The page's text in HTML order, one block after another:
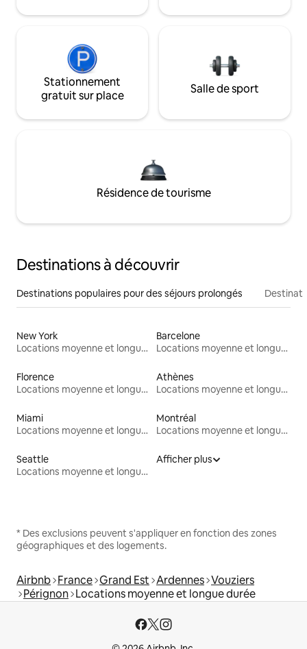
Stationnement
gratuit sur place
Salle de sport
Résidence de tourisme
Destinations à découvrir
Destinations populaires pour des séjours prolongés
New York
Locations moyenne et longue durée
Barcelone
Locations moyenne et longue durée
Florence
Locations moyenne et longue durée
Athènes
Locations moyenne et longue durée
Miami
Locations moyenne et longue durée
Montréal
Locations moyenne et longue durée
Seattle
Locations moyenne et longue durée
Afficher plus
* Des exclusions peuvent s'appliquer en fonction des zones
géographiques et des logements.
Airbnb France Grand Est Ardennes Vouziers
Pérignon Locations moyenne et longue durée